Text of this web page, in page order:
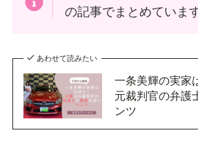
の記事でまとめています
あわせて読みたい
一条美輝の実家
元裁判官の弁護
ンツ